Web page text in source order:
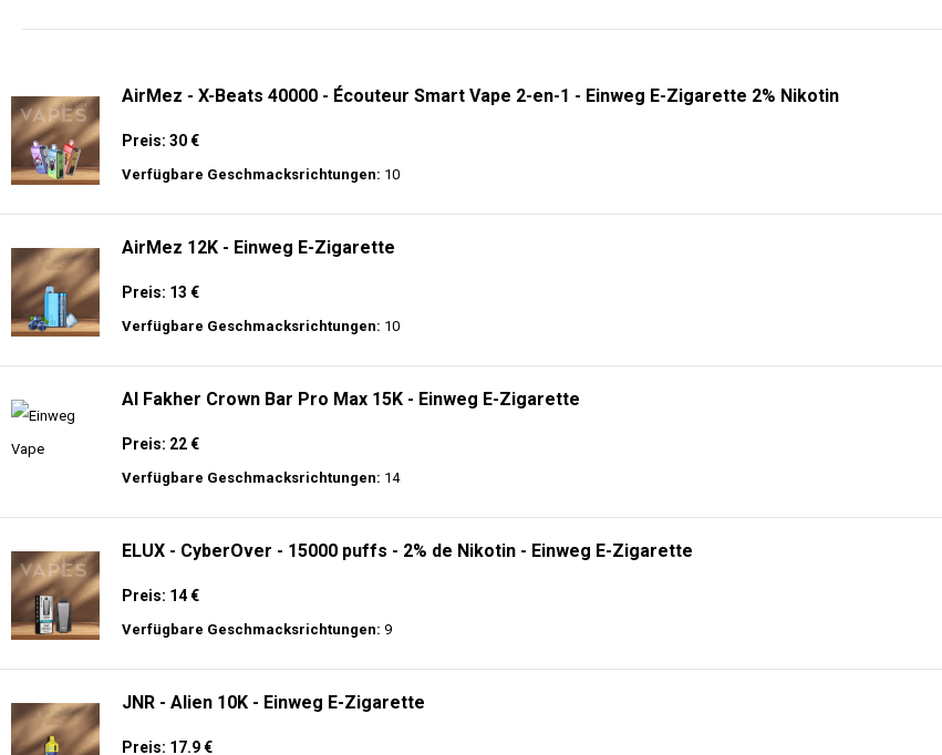
AirMez - X-Beats 40000 - Écouteur Smart Vape 2-en-1 - Einweg E-Zigarette 2% Nikotin
Preis: 30 €
Verfügbare Geschmacksrichtungen: 10
AirMez 12K - Einweg E-Zigarette
Preis: 13 €
Verfügbare Geschmacksrichtungen: 10
Al Fakher Crown Bar Pro Max 15K - Einweg E-Zigarette
Preis: 22 €
Verfügbare Geschmacksrichtungen: 14
ELUX - CyberOver - 15000 puffs - 2% de Nikotin - Einweg E-Zigarette
Preis: 14 €
Verfügbare Geschmacksrichtungen: 9
JNR - Alien 10K - Einweg E-Zigarette
Preis: 17.9 €